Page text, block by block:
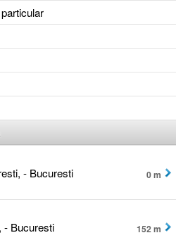
- Bucuresti
0 m
- Bucuresti
152 m